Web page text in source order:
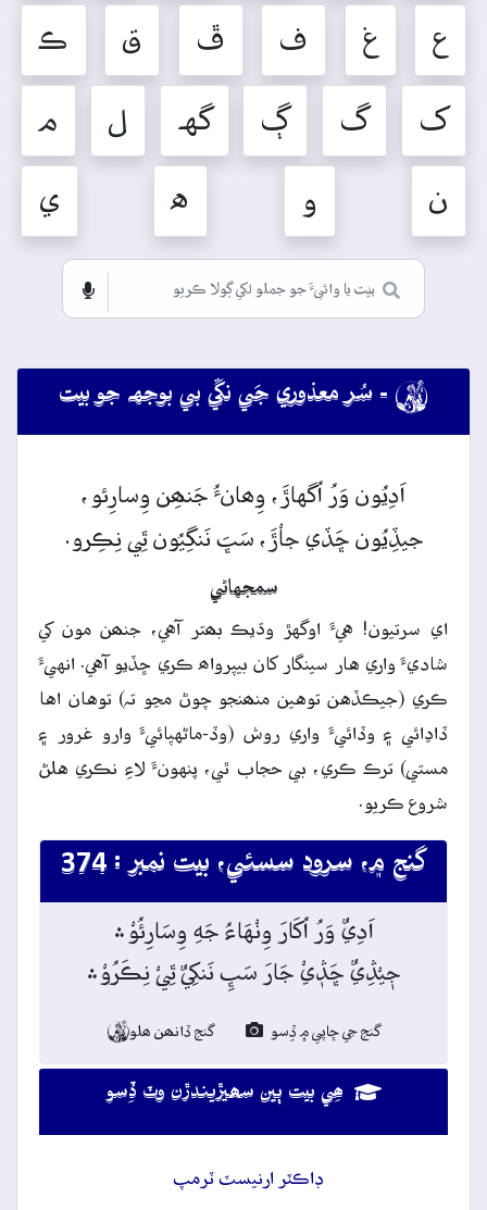
ع غ ف ڦ ق ڪ
ک گ ڳ گهہ ل م
ن و ه ي
 - سُر معذوري جَي نڱي بي بوجهہ جو بيت
اَدِيُون وَرُ اُگهاڙَ، وِھانءُ جَنھِن وِسارِئو،
جيڏِيُون ڇَڏي جاْڙَ، سَڀَ نَنگِيُون ٿِي نِڪِرو.
سمجهاڻي
اي سرتيون! هيءَ اوگهڙ وڌيڪ بھتر آهي، جنھن مون کي
شاديءَ واري هار سينگار کان بيپرواھ ڪري ڇڏيو آهي. انهيءَ
ڪري (جيڪڏهن توهين منھنجو چوڻ مڃو تہ) توهان اها
ڏاڍائي ۽ وڏائيءَ واري روش (وڏ-ماڻهپائيءَ وارو غرور ۽
مستي) ترڪ ڪري، بي حجاب ٿي، پنهونءَ لاءِ نڪري هلڻ
شروع ڪريو.
گنج ۾، سرود سسئي، بيت نمبر : 374
اَدِيٌ وَرُ اُکَارَ وِنْهَاءُ جَهِ وِسَارِئُوْ﮶
جٖيْڎِيٌ ڇَڎٖيْ جَارَ سَڀِ نَنکِيٌ ٿِيْ نِڪَرُوْ﮶
گنج جي ڇاپي ۾ ڏِسو گنج ڏانھن ھلو
ھِي بيت ٻين سھيڙيندڙن وٽ ڏِسو
ڊاڪٽر ارنيسٽ ٽرمپ